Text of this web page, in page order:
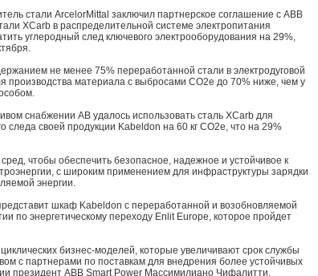
стали ArcelorMittal заключил партнерское соглашение с ABB
XCarb в распределительной системе электропитания
углеродный след ключевого электрооборудования на 29%,
не менее 75% переработанной стали в электродуговой
производства материала с выбросами CO2e до 70% ниже, чем у
снабжении AB удалось использовать сталь XCarb для
следа своей продукции Kabeldon на 60 кг CO2e, что на 29%
чтобы обеспечить безопасное, надежное и устойчивое к
с широким применением для инфраструктуры зарядки
энергии.
шкаф Kabeldon с переработанной и возобновляемой
по энергетическому переходу Enlit Europe, которое пройдет
бизнес-моделей, которые увеличивают срок службы
с партнерами по поставкам для внедрения более устойчивых
президент ABB Smart Power Массимилиано Чифалитти,